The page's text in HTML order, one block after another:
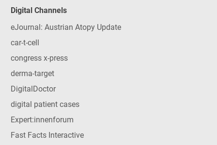
Digital Channels
eJournal: Austrian Atopy Update
car-t-cell
congress x-press
derma-target
DigitalDoctor
digital patient cases
Expert:innenforum
Fast Facts Interactive